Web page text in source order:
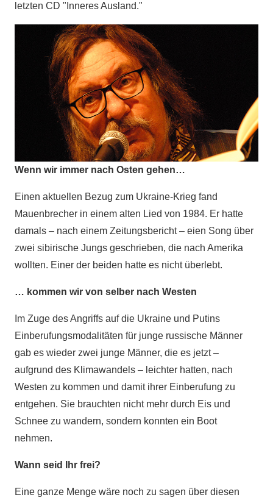
letzten CD "Inneres Ausland."
Wenn wir immer nach Osten gehen…
Einen aktuellen Bezug zum Ukraine-Krieg fand
Mauenbrecher in einem alten Lied von 1984. Er hatte
damals – nach einem Zeitungsbericht – eien Song über
zwei sibirische Jungs geschrieben, die nach Amerika
wollten. Einer der beiden hatte es nicht überlebt.
… kommen wir von selber nach Westen
Im Zuge des Angriffs auf die Ukraine und Putins
Einberufungsmodalitäten für junge russische Männer
gab es wieder zwei junge Männer, die es jetzt –
aufgrund des Klimawandels – leichter hatten, nach
Westen zu kommen und damit ihrer Einberufung zu
entgehen. Sie brauchten nicht mehr durch Eis und
Schnee zu wandern, sondern konnten ein Boot
nehmen.
Wann seid Ihr frei?
Eine ganze Menge wäre noch zu sagen über diesen